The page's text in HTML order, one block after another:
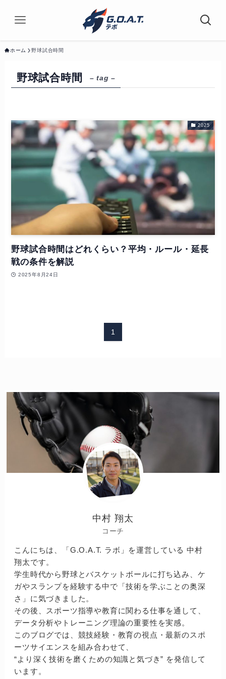
ホーム 野球試合時間
野球試合時間 – tag –
2025
野球試合時間はどれくらい？平均・ルール・延長
戦の条件を解説
2025年8月24日
1
中村 翔太
コーチ
こんにちは、「G.O.A.T. ラボ」を運営している 中村
翔太です。
学生時代から野球とバスケットボールに打ち込み、ケ
ガやスランプを経験する中で「技術を学ぶことの奥深
さ」に気づきました。
その後、スポーツ指導や教育に関わる仕事を通して、
データ分析やトレーニング理論の重要性を実感。
このブログでは、競技経験・教育の視点・最新のスポ
ーツサイエンスを組み合わせて、
“より深く技術を磨くための知識と気づき” を発信して
います。